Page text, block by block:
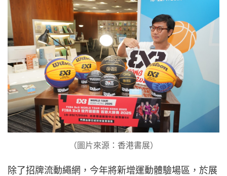
（圖片來源：香港書展）
除了招牌流動繩網，今年將新增運動體驗場區，於展